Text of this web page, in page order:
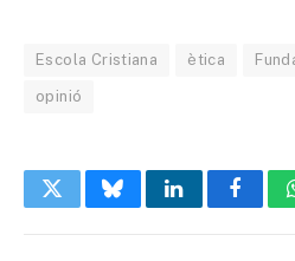
Escola Cristiana ètica
opinió
TwitterBlueskyLinkedIn